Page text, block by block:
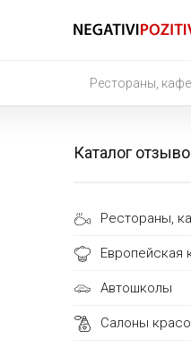
Рестораны,
Каталог
Рестораны,
Европейская
Автошколы
Салоны